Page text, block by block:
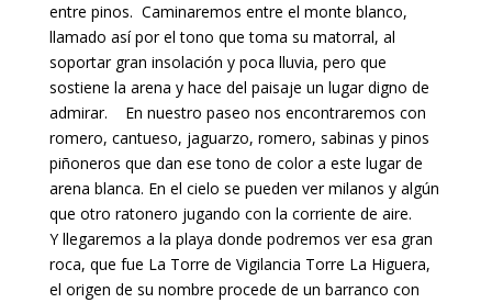
entre pinos. Caminaremos entre el monte blanco,
llamado así por el tono que toma su matorral, al
soportar gran insolación y poca lluvia, pero que
sostiene la arena y hace del paisaje un lugar digno de
admirar.
En nuestro paseo nos encontraremos con
romero, cantueso, jaguarzo, romero, sabinas y pinos
piñoneros que dan ese tono de color a este lugar de
arena blanca. En el cielo se pueden ver milanos y algún
que otro ratonero jugando con la corriente de aire.
Y llegaremos a la playa donde podremos ver esa gran
roca, que fue La Torre de Vigilancia Torre La Higuera,
el origen de su nombre procede de un barranco con